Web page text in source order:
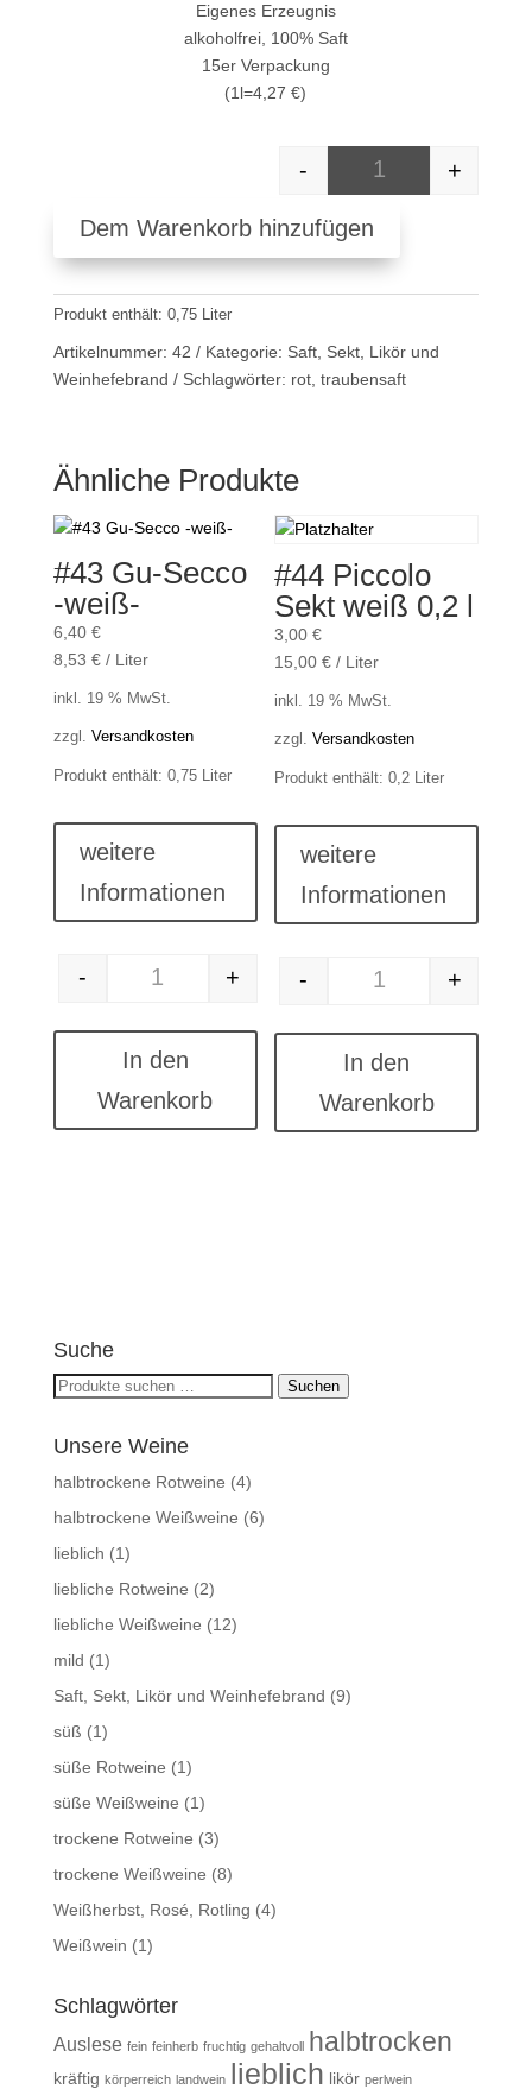
Eigenes Erzeugnis
alkoholfrei, 100% Saft
15er Verpackung
(1l=4,27 €)
#42 Roter
- +
Dem Warenkorb hinzufügen
Produkt enthält: 0,75 Liter
Artikelnummer: 42 Kategorie: Saft, Sekt, Likör und
Weinhefebrand
Schlagwörter: rot, traubensaft
Ähnliche Produkte
#43 Gu-Secco
-weiß-
6,40 €
8,53 €/ Liter
inkl. 19 % MwSt.
zzgl. Versandkosten
Produkt enthält: 0,75 Liter
weitere
Informationen
#43 Gu-Secco -weiß- Menge
- +
In den
Warenkorb
#44 Piccolo
Sekt weiß 0,2 l
3,00€
15,00€ / Liter
inkl. 19 % MwSt.
zzgl.Versandkosten
Produkt enthält: 0,2 Liter
weitere
Informationen
#44 Piccolo Sekt
- +
In den
Warenkorb
Suche
Suchen
Suchen
Unsere Weine
halbtrockene Rotweine (4)
halbtrockene Weißweine (6)
lieblich (1)
liebliche Rotweine (2)
liebliche Weißweine (12)
mild (1)
Saft, Sekt, Likör und Weinhefebrand (9)
süß (1)
süße Rotweine (1)
süße Weißweine (1)
trockene Rotweine (3)
trockene Weißweine (8)
Weißherbst, Rosé, Rotling (4)
Weißwein (1)
Schlagwörter
Auslese fein feinherb fruchtig gehaltvoll halbtrocken
kräftig körperreich landwein lieblich likör perlwein